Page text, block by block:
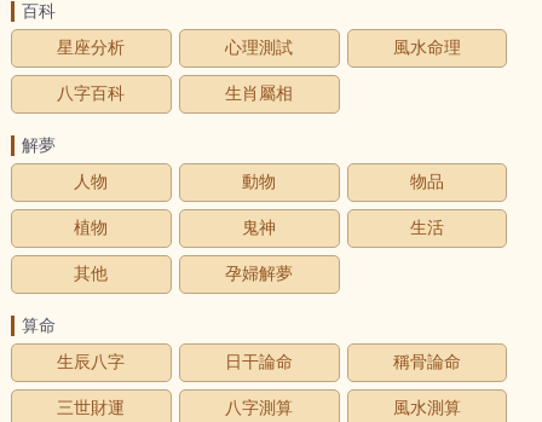
百科
星座分析
心理測試 風水命理
八字百科 生肖屬相
解夢
人物
動物 物品
植物 鬼神 生活
其他 孕婦解夢
算命
生辰八字
日干論命 稱骨論命
三世財運 八字測算 風水測算